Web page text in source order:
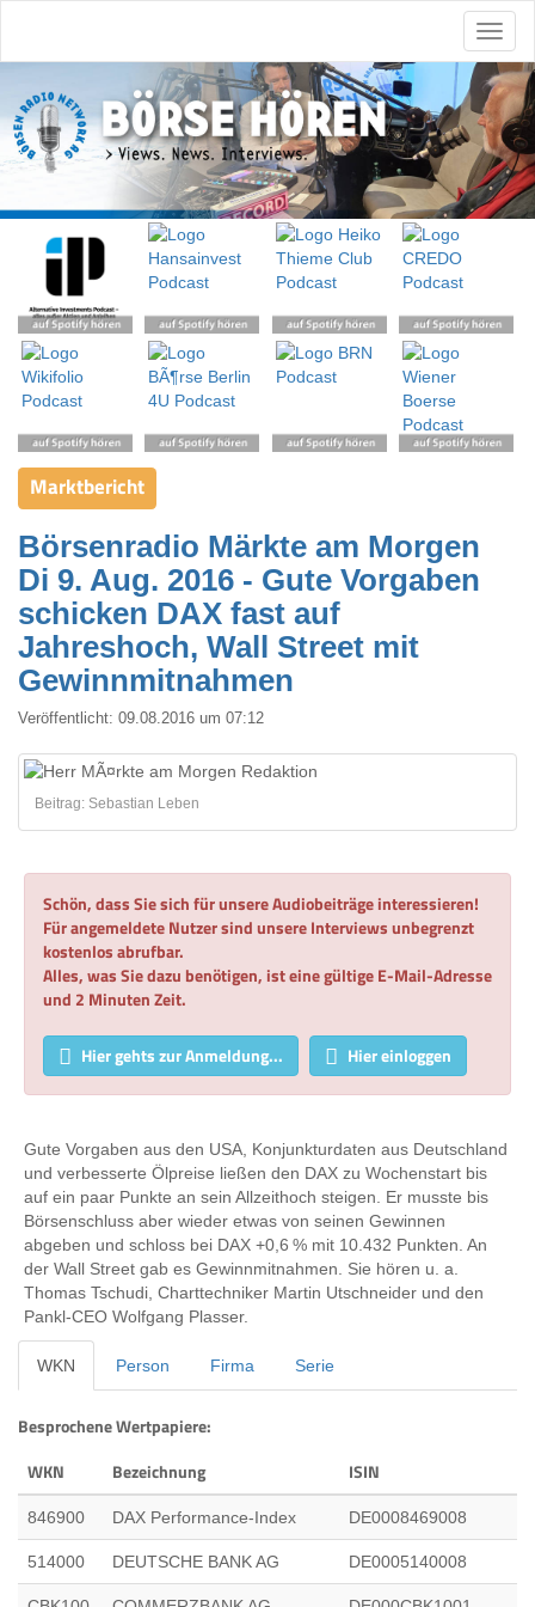
Marktbericht
Börsenradio Märkte am Morgen
Di 9. Aug. 2016 - Gute Vorgaben
schicken DAX fast auf
Jahreshoch, Wall Street mit
Gewinnmitnahmen
Veröffentlicht: 09.08.2016 um 07:12
Beitrag: Sebastian Leben
Schön, dass Sie sich für unsere Audiobeiträge interessieren!
Für angemeldete Nutzer sind unsere Interviews unbegrenzt
kostenlos abrufbar.
Alles, was Sie dazu benötigen, ist eine gültige E-Mail-Adresse
und 2 Minuten Zeit.
Hier gehts zur Anmeldung... Hier einloggen
Gute Vorgaben aus den USA, Konjunkturdaten aus Deutschland
und verbesserte Ölpreise ließen den DAX zu Wochenstart bis
auf ein paar Punkte an sein Allzeithoch steigen. Er musste bis
Börsenschluss aber wieder etwas von seinen Gewinnen
abgeben und schloss bei DAX +0,6 % mit 10.432 Punkten. An
der Wall Street gab es Gewinnmitnahmen. Sie hören u. a.
Thomas Tschudi, Charttechniker Martin Utschneider und den
Pankl-CEO Wolfgang Plasser.
WKN Person Firma Serie
Besprochene Wertpapiere:
WKN
Bezeichnung ISIN
846900 DAX Performance-Index DE0008469008
514000 DEUTSCHE BANK AG DE0005140008